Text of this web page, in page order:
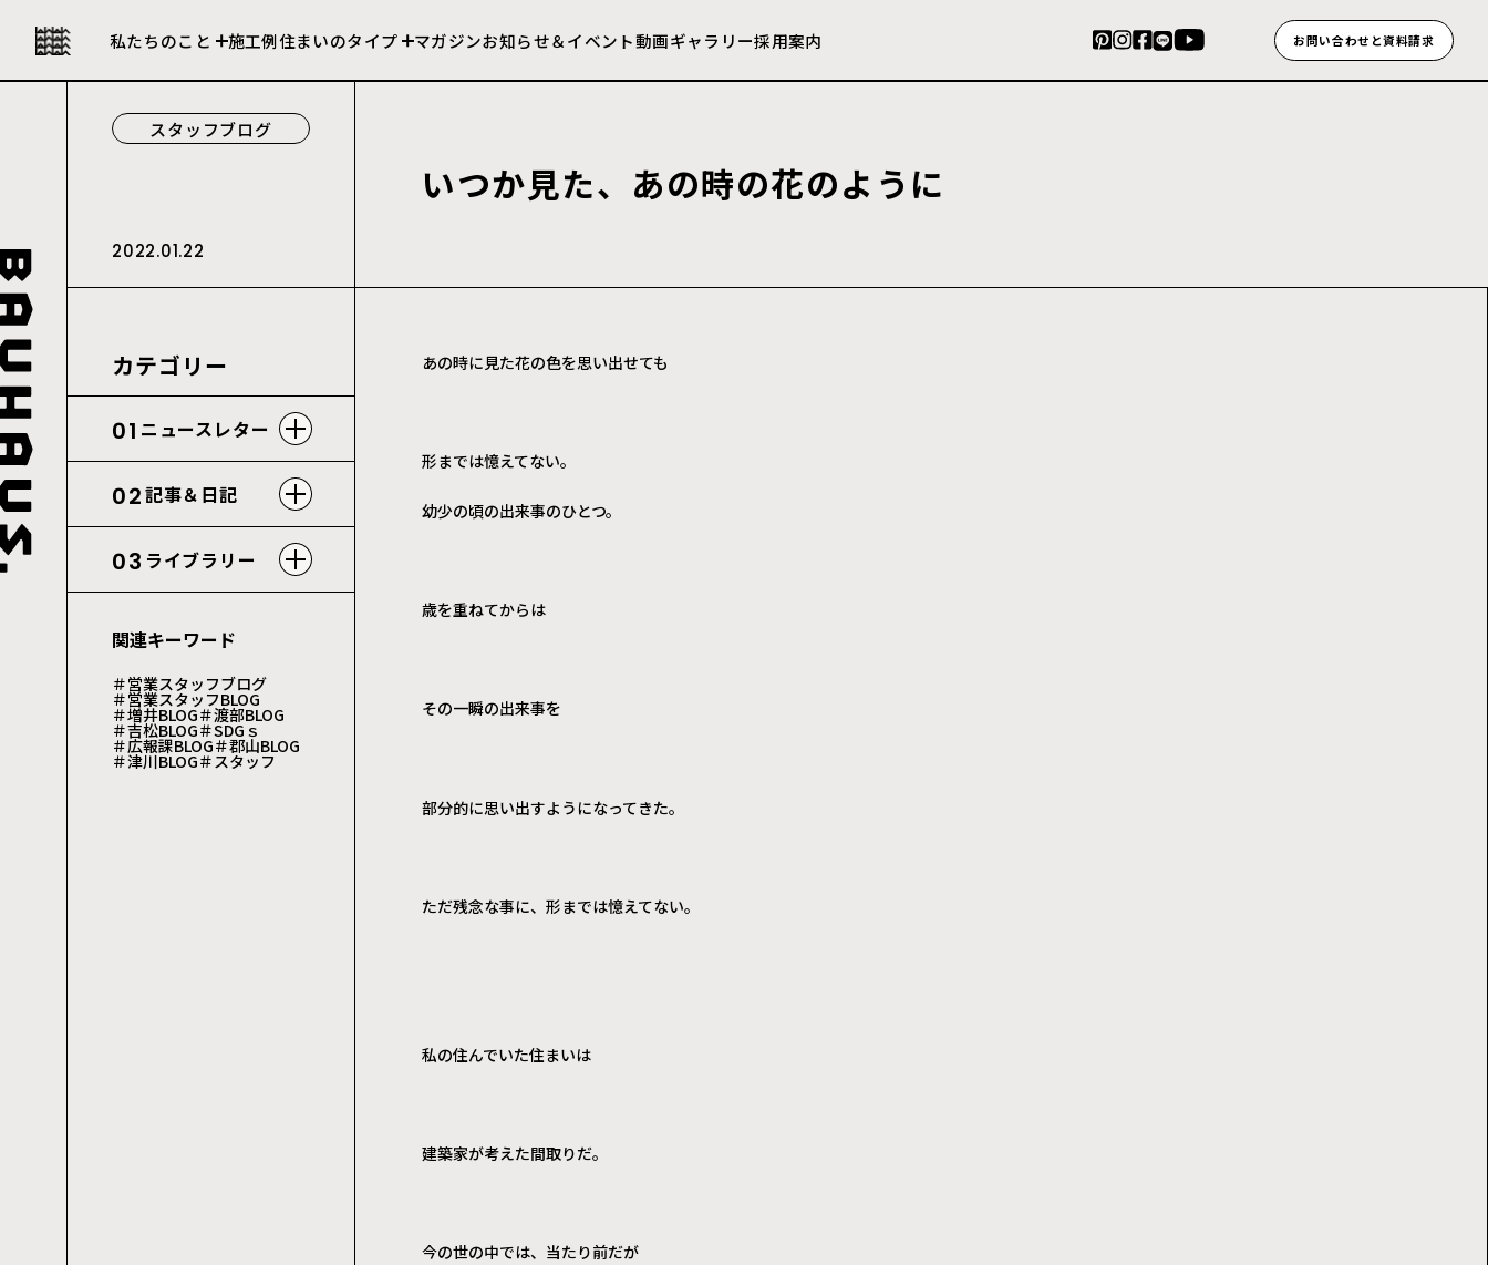
私たちのこと
会社について
施工例住まいのタイプ
建売住宅
マガジンお知らせ＆イベント動画ギャラリー採用案内 お問い合わせと資料請求
スタッフブログ
2022.01.22
いつか見た、 あの時の花のよ う に
カテゴリー
01 ニュースレター
02記事＆日記
03 ライブラリー
関連キーワード
＃営業スタッフブログ
＃営業スタッフBLOG
＃増井BLOG＃渡部BLOG
＃吉松BLOG＃SDGｓ
＃広報課BLOG＃郡山BLOG
＃津川BLOG＃スタッフ
あの時に見た花の色を思い出せても
形までは憶えてない。
幼少の頃の出来事のひとつ。
歳を重ねてからは
その一瞬の出来事を
部分的に思い出すようになってきた。
ただ残念な事に、形までは憶えてない。
私の住んでいた住まいは
建築家が考えた間取りだ。
今の世の中では、当たり前だが